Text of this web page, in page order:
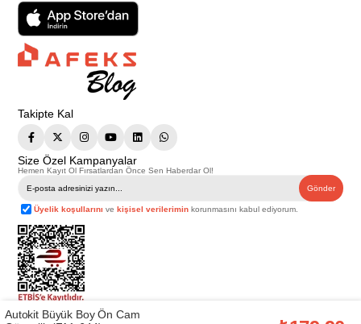
Takipte Kal
Size Özel Kampanyalar
Hemen Kayıt Ol Fırsatlardan Önce Sen Haberdar Ol!
Gönder
Üyelik koşullarını vekişisel verilerimin korunmasını kabul ediyorum.
Telif Hakkı © 2026Afeks Yapı Market . Tüm hakları saklıdır.
Autokit Büyük Boy Ön Cam